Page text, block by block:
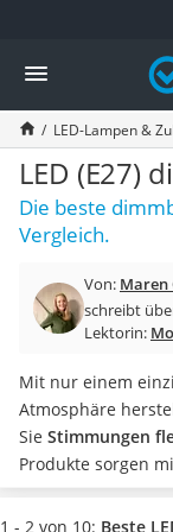
Die beliebtesten
Wohnen
Matratzen-Topper
Matratzen
Konferenzlautsprecher
Tageslichtlampe
Badlüfter
Ergonomischer
Außenleuchte mit
Ozongeneratoren
Konferenzmikrofon
Klappmatratze
Duschkopf mit
Aktenvernichter
Bettgitter
Spannbettlaken
LED-Lampen &
LED (E27)
Die beste
Vergleich.
Von: Maren
schreibt
Lektorin:
Mit nur einem
Atmosphäre
Sie Stimmungen
Produkte sorgen
die optimale
Vergleichstabelle
1 - 2 von 10: Beste